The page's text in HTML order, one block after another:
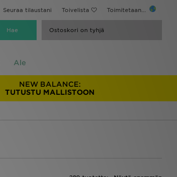
Seuraa tilaustani Toivelista Toimitetaan...
Ostoskori on tyhjä
Ale
NEW BALANCE:
TUTUSTU MALLISTOON